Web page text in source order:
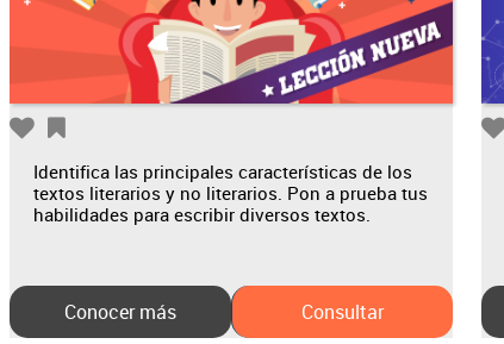
Identifica las principales características de los
textos literarios y no literarios. Pon a prueba tus
habilidades para escribir diversos textos.
Conocer más Consultar